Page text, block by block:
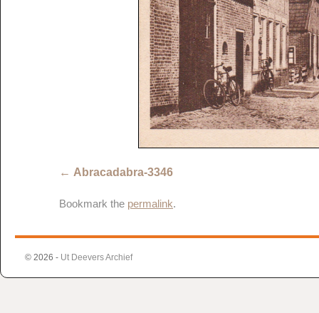
Abracadabra-3346
Bookmark the permalink.
© 2026 - Ut Deevers Archief